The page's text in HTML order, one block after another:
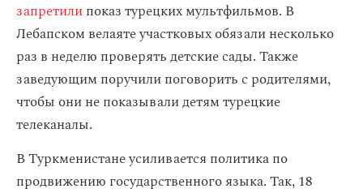
запретилипоказ турецких мультфильмов. В
Лебапском велаяте участковых обязали несколько
раз в неделю проверять детские сады. Также
заведующим поручили поговорить с родителями,
чтобы они не показывали детям турецкие
телеканалы.
В Туркменистане усиливается политика по
продвижению государственного языка. Так, 18